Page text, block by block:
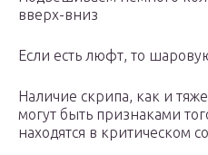
вверх-вниз
Если есть люфт, то
Наличие скрипа, как и
могут быть признаками
находятся в критическом